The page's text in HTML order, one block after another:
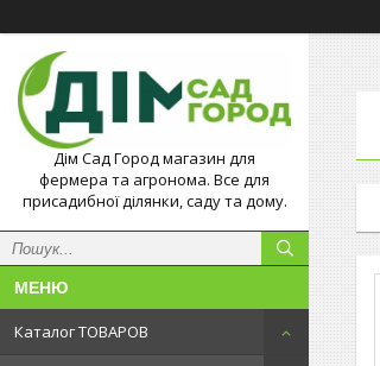
Дім Сад Город магазин для
фермера та агронома. Все для
присадибної ділянки, саду та дому.
Каталог ТОВАРОВ